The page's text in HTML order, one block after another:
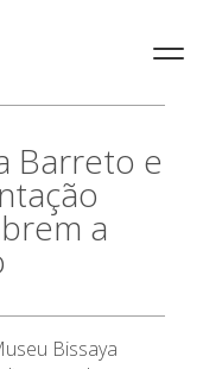
Barreto e
a
Bissaya